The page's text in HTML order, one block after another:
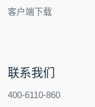
客户端下载
联系我们
400-6110-860